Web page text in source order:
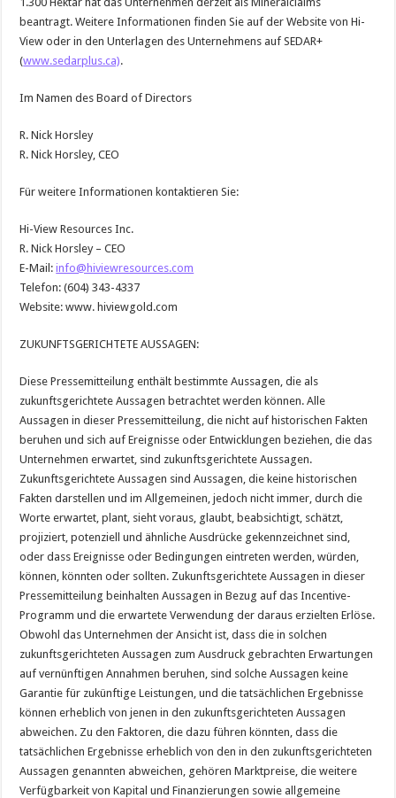
beantragt. Weitere Informationen finden Sie auf der Website von Hi-
View oder in den Unterlagen des Unternehmens auf SEDAR+
(www.sedarplus.ca).
Im Namen des Board of Directors
R. Nick Horsley
R. Nick Horsley, CEO
Für weitere Informationen kontaktieren Sie:
Hi-View Resources Inc.
R. Nick Horsley – CEO
E-Mail:info@hiviewresources.com
Telefon: (604) 343-4337
Website: www. hiviewgold.com
ZUKUNFTSGERICHTETE AUSSAGEN:
Diese Pressemitteilung enthält bestimmte Aussagen, die als
zukunftsgerichtete Aussagen betrachtet werden können. Alle
Aussagen in dieser Pressemitteilung, die nicht auf historischen Fakten
beruhen und sich auf Ereignisse oder Entwicklungen beziehen, die das
Unternehmen erwartet, sind zukunftsgerichtete Aussagen.
Zukunftsgerichtete Aussagen sind Aussagen, die keine historischen
Fakten darstellen und im Allgemeinen, jedoch nicht immer, durch die
Worte erwartet, plant, sieht voraus, glaubt, beabsichtigt, schätzt,
projiziert, potenziell und ähnliche Ausdrücke gekennzeichnet sind,
oder dass Ereignisse oder Bedingungen eintreten werden, würden,
können, könnten oder sollten. Zukunftsgerichtete Aussagen in dieser
Pressemitteilung beinhalten Aussagen in Bezug auf das Incentive-
Programm und die erwartete Verwendung der daraus erzielten Erlöse.
Obwohl das Unternehmen der Ansicht ist, dass die in solchen
zukunftsgerichteten Aussagen zum Ausdruck gebrachten Erwartungen
auf vernünftigen Annahmen beruhen, sind solche Aussagen keine
Garantie für zukünftige Leistungen, und die tatsächlichen Ergebnisse
können erheblich von jenen in den zukunftsgerichteten Aussagen
abweichen. Zu den Faktoren, die dazu führen könnten, dass die
tatsächlichen Ergebnisse erheblich von den in den zukunftsgerichteten
Aussagen genannten abweichen, gehören Marktpreise, die weitere
Verfügbarkeit von Kapital und Finanzierungen sowie allgemeine